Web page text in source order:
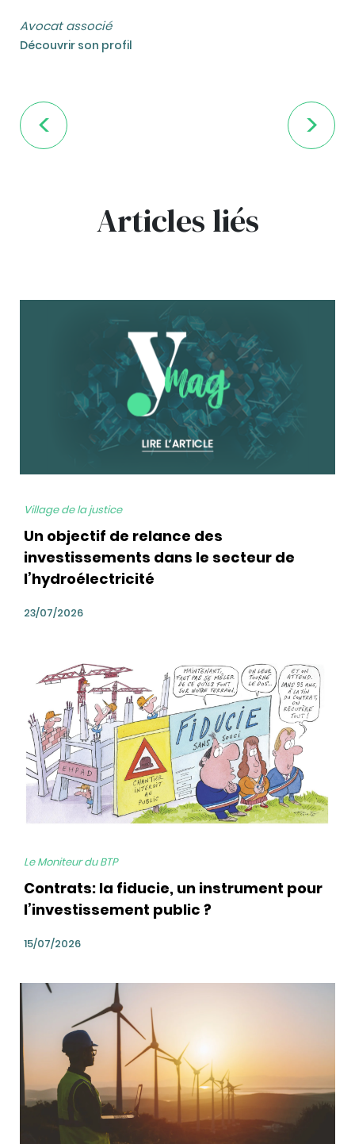
Avocat associé
Découvrir son profil
Articles liés
Village de la justice
Un objectif de relance des
investissements dans le secteur de
l’hydroélectricité
23/07/2026
Le Moniteur du BTP
Contrats: la fiducie, un instrument pour
l’investissement public ?
15/07/2026
bg